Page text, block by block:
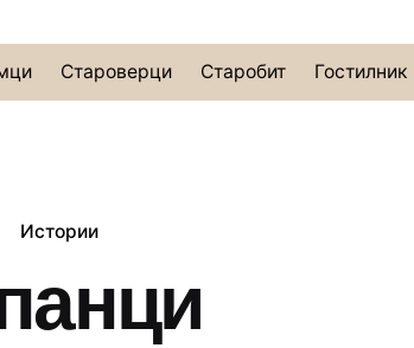
Староверци Старобит Гостилник
Истории